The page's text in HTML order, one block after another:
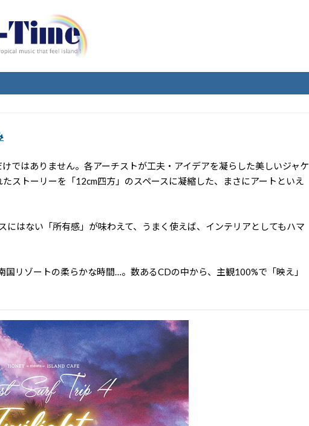
ではありません。各アーチストが工夫・アイデアを凝らした美しいジャケ
ストーリーを「12cm四方」のスペースに凝縮した、まさにアートといえ
にはない「所有感」が味わえて、うまく使えば、インテリアとしてもハマ
国リゾートの柔らかな時間…。数あるCDの中から、主観100%で「映え」